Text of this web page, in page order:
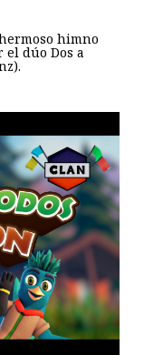
himno
dúo Dos a